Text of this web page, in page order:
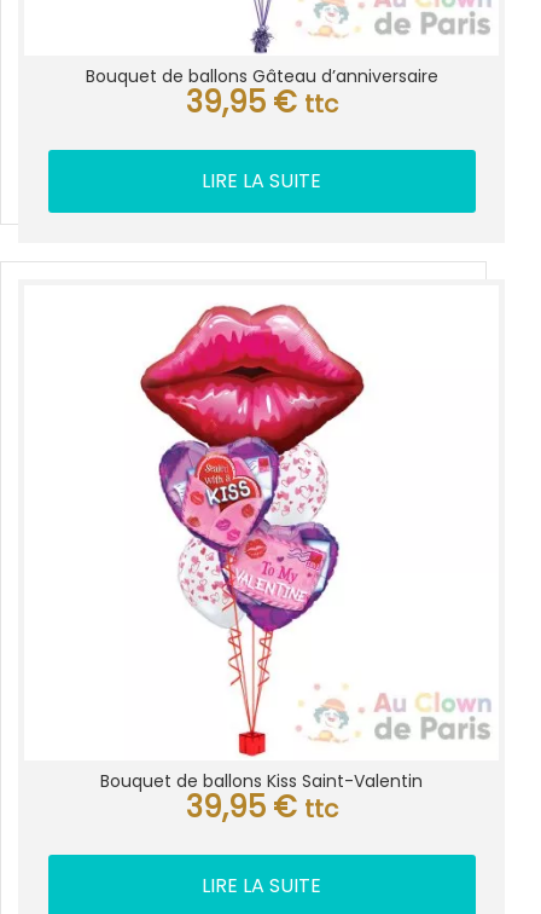
Bouquet de ballons Gâteau d’anniversaire
39,95 € ttc
LIRE LA SUITE
Bouquet de ballons Kiss Saint-Valentin
39,95 € ttc
LIRE LA SUITE